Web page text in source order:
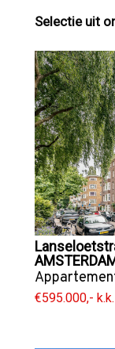
Selectie uit
€595.000,- k.k.